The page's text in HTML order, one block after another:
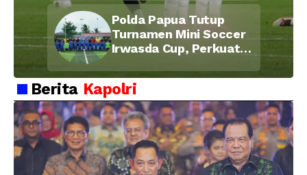
Soliditas dan
Kebersamaan Personel
Polda Papua Tutup
Turnamen Mini Soccer
Irwasda Cup, Perkuat
Kebersamaan Personel
Berita Kapolri